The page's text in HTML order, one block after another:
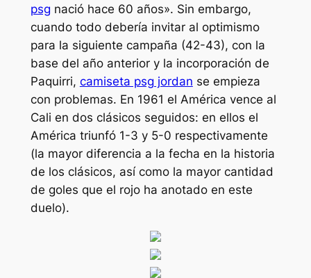
psg nació hace 60 años». Sin embargo,
cuando todo debería invitar al optimismo
para la siguiente campaña (42-43), con la
base del año anterior y la incorporación de
Paquirri, camiseta psg jordan se empieza
con problemas. En 1961 el América vence al
Cali en dos clásicos seguidos: en ellos el
América triunfó 1-3 y 5-0 respectivamente
(la mayor diferencia a la fecha en la historia
de los clásicos, así como la mayor cantidad
de goles que el rojo ha anotado en este
duelo).